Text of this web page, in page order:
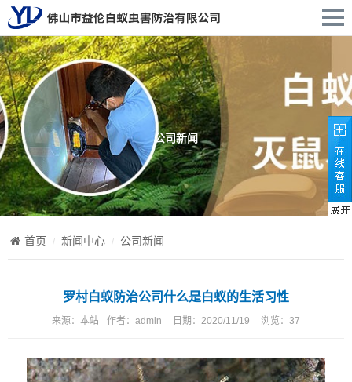
公司新闻
首页 新闻中心 公司新闻
罗村白蚁防治公司什么是白蚁的生活习性
来源： 本站 作者： admin 日期： 2020/11/19 浏览： 37